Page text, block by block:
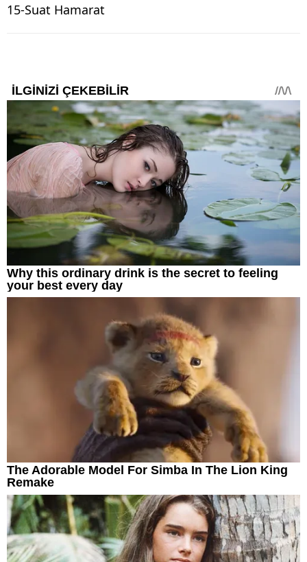
15-Suat Hamarat